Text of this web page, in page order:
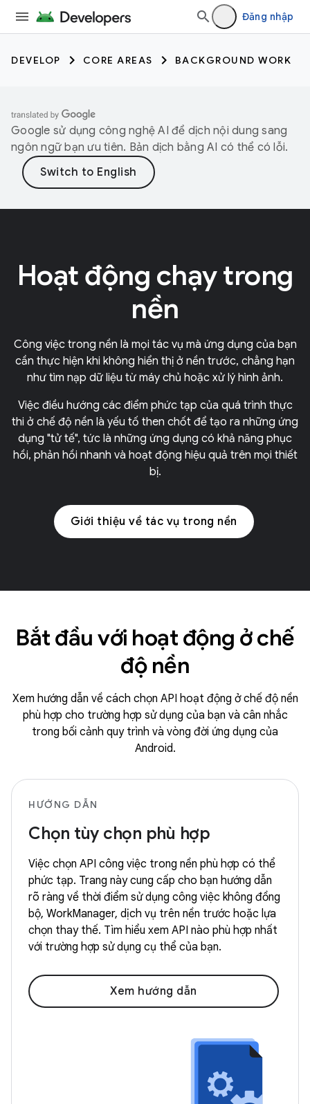
Đăng nhập
DEVELOP CORE AREAS BACKGROUND WORK
Google sử dụng công nghệ AI để dịch nội dung sang
ngôn ngữ bạn ưu tiên. Bản dịch bằng AI có thể có lỗi.
Hoạt động chạy trong
nền
Công việc trong nền là mọi tác vụ mà ứng dụng của bạn
cần thực hiện khi không hiển thị ở nền trước, chẳng hạn
như tìm nạp dữ liệu từ máy chủ hoặc xử lý hình ảnh.
Việc điều hướng các điểm phức tạp của quá trình thực
thi ở chế độ nền là yếu tố then chốt để tạo ra những ứng
dụng "tử tế", tức là những ứng dụng có khả năng phục
hồi, phản hồi nhanh và hoạt động hiệu quả trên mọi thiết
bị.
Giới thiệu về tác vụ trong nền
Bắt đầu với hoạt động ở chế
độ nền
Xem hướng dẫn về cách chọn API hoạt động ở chế độ nền
phù hợp cho trường hợp sử dụng của bạn và cân nhắc
trong bối cảnh quy trình và vòng đời ứng dụng của
Android.
HƯỚNG DẪN
Chọn tùy chọn phù hợp
Việc chọn API công việc trong nền phù hợp có thể
phức tạp. Trang này cung cấp cho bạn hướng dẫn
rõ ràng về thời điểm sử dụng công việc không đồng
bộ, WorkManager, dịch vụ trên nền trước hoặc lựa
chọn thay thế. Tìm hiểu xem API nào phù hợp nhất
với trường hợp sử dụng cụ thể của bạn.
Xem hướng dẫn